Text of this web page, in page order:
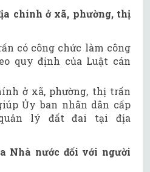
chính ở xã, phường, thị
có công chức làm công
quy định của Luật cán
ở xã, phường, thị trấn
Ủy ban nhân dân cấp
lý đất đai tại địa
Nhà nước đối với người